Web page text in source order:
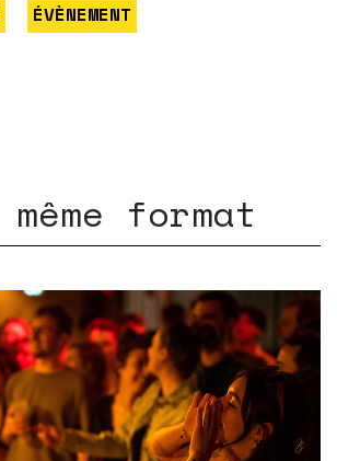
ÉVÈNEMENT
format